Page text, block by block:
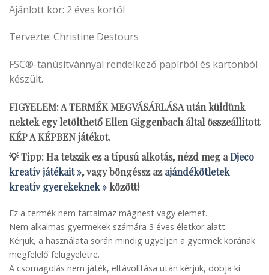
Ajánlott kor: 2 éves kortól
Tervezte: Christine Destours
FSC®-tanúsítvánnyal rendelkező papírból és kartonból
készült.
FIGYELEM: A TERMÉK MEGVÁSÁRLÁSA után küldünk
nektek egy letölthető Ellen Giggenbach által összeállított
KÉP A KÉPBEN játékot.
💡 Tipp: Ha tetszik ez a típusú alkotás, nézd meg aDjeco
kreatív játékait », vagy böngéssz azajándékötletek
kreatív gyerekeknek »között!
Ez a termék nem tartalmaz mágnest vagy elemet.
Nem alkalmas gyermekek számára 3 éves életkor alatt.
Kérjük, a használata során mindig ügyeljen a gyermek korának
megfelelő felügyeletre.
A csomagolás nem játék, eltávolítása után kérjük, dobja ki